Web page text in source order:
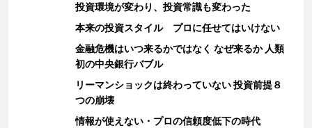
投資環境が変わり、投資常識も変わった
本来の投資スタイル プロに任せてはいけない
金融危機はいつ来るかではなく なぜ来るか 人類
初の中央銀行バブル
リーマンショックは終わっていない 投資前提８
つの崩壊
情報が使えない・プロの信頼度低下の時代